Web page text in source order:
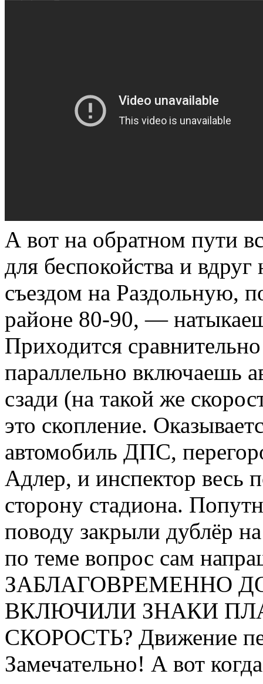
А вот на обратном пути
для беспокойства и
съездом на Раздольную,
районе 80-90, —
Приходится
параллельно включаешь
сзади (на такой же
это скопление.
автомобиль ДПС,
Адлер, и инспектор весь
сторону стадиона.
поводу закрыли дублёр
по теме вопрос сам
ЗАБЛАГОВРЕМЕННО
ВКЛЮЧИЛИ ЗНАКИ
СКОРОСТЬ? Движение
Замечательно! А вот